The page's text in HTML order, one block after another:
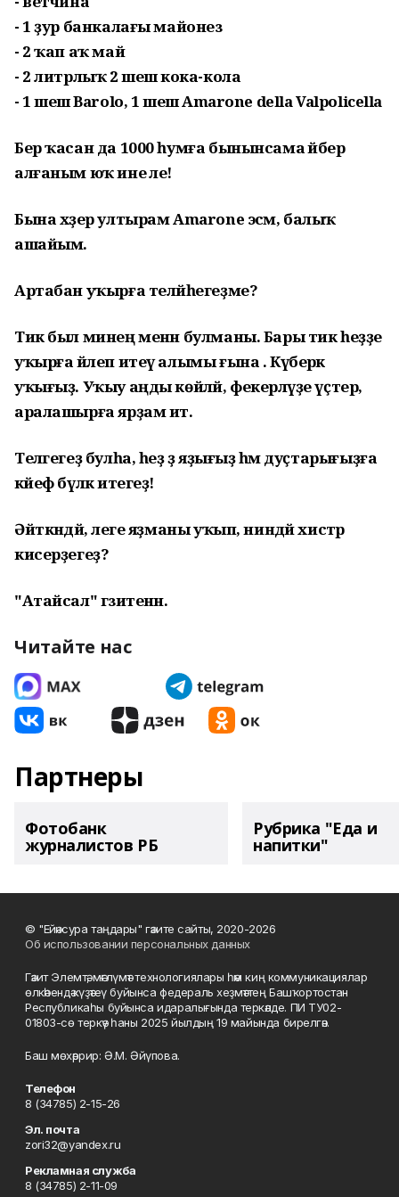
- 1 ҙур банкалағы майонез
- 2 ҡап аҡ май
- 2 литрлыҡ 2 шешә кока-кола
- 1 шешә Barolo, 1 шешә Amarone della Valpolicella
Бер ҡасан да 1000 һумға бынынсама әйбер
алғаным юҡ ине әле!
Бына хәҙер ултырам Amarone эсәм, балыҡ
ашайым.
Артабан уҡырға теләйһегеҙме?
Тик был минең менән булманы. Бары тик һеҙҙе
уҡырға йәлеп итеү алымы ғына . Күберәк
уҡығыҙ. Уҡыу аңды көйләй, фекерләүҙе үҫтерә,
аралашырға ярҙам итә.
Теләгегеҙ булһа, һеҙ ҙә яҙығыҙ һәм дуҫтарығыҙға
кәйеф бүләк итегеҙ!
Әйткәндәй, әлеге яҙманы уҡып, ниндәй хистәр
кисерҙегеҙ?
"Атайсал" гәзитенән.
Читайте нас
Партнеры
Фотобанк
журналистов РБ
Рубрика "Еда и
напитки"
© "Ейәнсура таңдары" гәзите сайты, 2020-2026
Об использовании персональных данных
Гәзит Элемтә, мәғлүмәт технологиялары һәм киң коммуникациялар
өлкәһендә күҙәтеү буйынса федераль хеҙмәттең Башҡортостан
Республикаһы буйынса идаралығында теркәлде. ПИ ТУ02-
01803-сө теркәү һаны 2025 йылдың 19 майында бирелгән.
Баш мөхәррир: Ә.М. Әйүпова.
Телефон
8 (34785) 2-15-26
Эл. почта
zori32@yandex.ru
Рекламная служба
8 (34785) 2-11-09